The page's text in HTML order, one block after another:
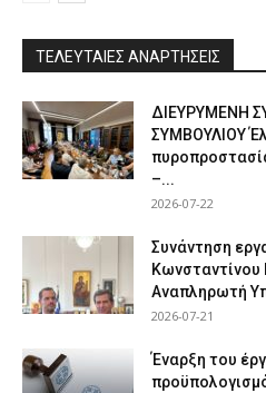
ΤΕΛΕΥΤΑΙΕΣ ΑΝΑΡΤΗΣΕΙΣ
ΔΙΕΥΡΥΜΕΝΗ
ΣΥΜΒΟΥΛΙΟΥ
–...
2026-07-22
Συνάντηση
Κωνσταντίνου
Αναπληρωτή
2026-07-21
Έναρξη του